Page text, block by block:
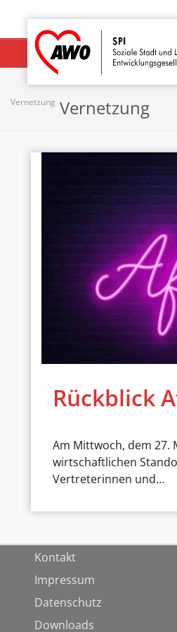
Startseite
Vernetzung Vernetzung
Rückblick
Am Mittwoch, dem 27.
wirtschaftlichen
Vertreterinnen und…
Kontakt
Impressum
Datenschutz
Downloads